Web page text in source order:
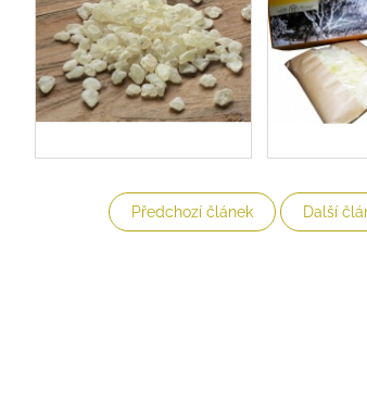
Předchozí článek Další